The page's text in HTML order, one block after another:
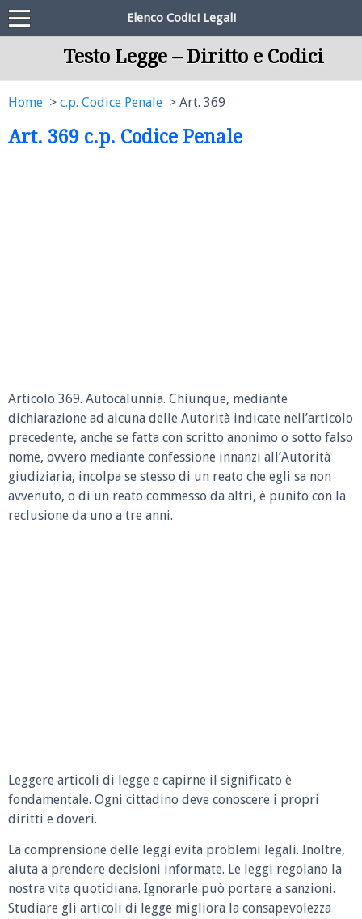
Elenco Codici Legali
Testo Legge – Diritto e Codici
Home c.p. Codice Penale Art. 369
Art. 369 c.p. Codice Penale
Articolo 369. Autocalunnia. Chiunque, mediante
dichiarazione ad alcuna delle Autorità indicate nell’articolo
precedente, anche se fatta con scritto anonimo o sotto falso
nome, ovvero mediante confessione innanzi all’Autorità
giudiziaria, incolpa se stesso di un reato che egli sa non
avvenuto, o di un reato commesso da altri, è punito con la
reclusione da uno a tre anni.
Leggere articoli di legge e capirne il significato è
fondamentale. Ogni cittadino deve conoscere i propri
diritti e doveri.
La comprensione delle leggi evita problemi legali. Inoltre,
aiuta a prendere decisioni informate. Le leggi regolano la
nostra vita quotidiana. Ignorarle può portare a sanzioni.
Studiare gli articoli di legge migliora la consapevolezza